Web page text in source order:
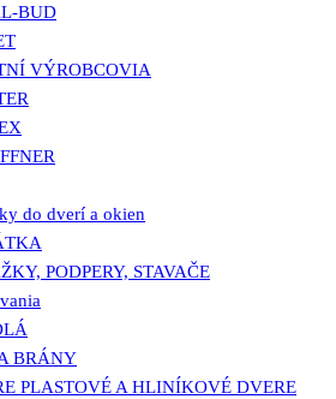
BUD
VÝROBCOVIA
do dverí a okien
PODPERY, STAVAČE
BRÁNY
PLASTOVÉ A HLINÍKOVÉ DVERE